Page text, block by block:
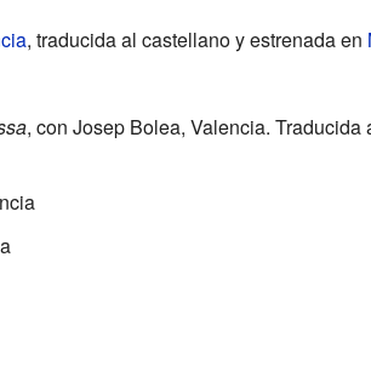
, traducida al castellano y estrenada en
, con Josep Bolea, Valencia.